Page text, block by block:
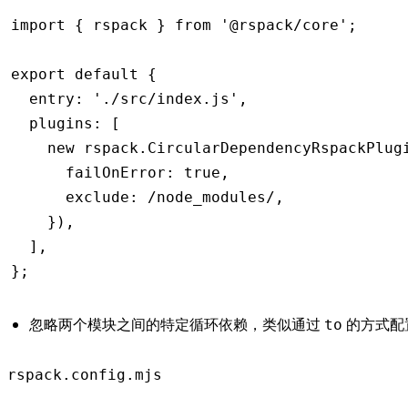
import { rspack } from '@rspack/core' ;
export default
{
  entry
: './src/index.js' ,
  plugins
:
[
    new
rspack
      failOnError
: true ,
      exclude
: /node_modules/ ,
    })
,
  ]
,
};
忽略两个模块之间的特定循环依赖，类似通过 to 的方式
rspack.config.mjs